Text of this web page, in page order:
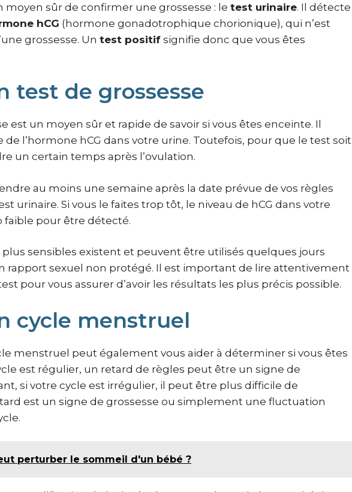
moyen sûr de confirmer une grossesse : le test urinaire. Il détecte
hCG (hormone gonadotrophique chorionique), qui n’est
grossesse. Un test positif signifie donc que vous êtes
test de grossesse
est un moyen sûr et rapide de savoir si vous êtes enceinte. Il
l’hormone hCG dans votre urine. Toutefois, pour que le test soit
un certain temps après l’ovulation.
au moins une semaine après la date prévue de vos règles
urinaire. Si vous le faites trop tôt, le niveau de hCG dans votre
pour être détecté.
plus sensibles existent et peuvent être utilisés quelques jours
rapport sexuel non protégé. Il est important de lire attentivement
pour vous assurer d’avoir les résultats les plus précis possible.
cycle menstruel
menstruel peut également vous aider à déterminer si vous êtes
est régulier, un retard de règles peut être un signe de
si votre cycle est irrégulier, il peut être plus difficile de
est un signe de grossesse ou simplement une fluctuation
perturber le sommeil d'un bébé ?